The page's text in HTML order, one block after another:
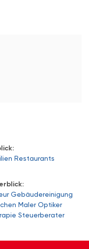
Restaurants
Gebäudereinigung
Maler Optiker
Steuerberater